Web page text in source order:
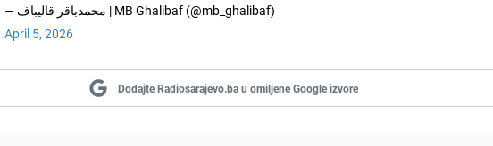
— محمدباقر قالیباف | MB Ghalibaf (@mb_ghalibaf)
April 5, 2026
Dodajte Radiosarajevo.ba u omiljene Google izvore